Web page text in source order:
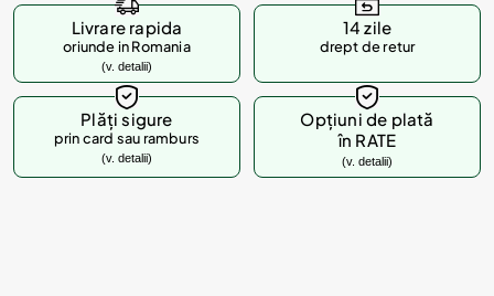
Livrare rapida
oriunde in Romania
(v. detalii)
14 zile
drept de retur
Plăți sigure
prin card sau ramburs
(v. detalii)
Opțiuni de plată
în RATE
(v. detalii)